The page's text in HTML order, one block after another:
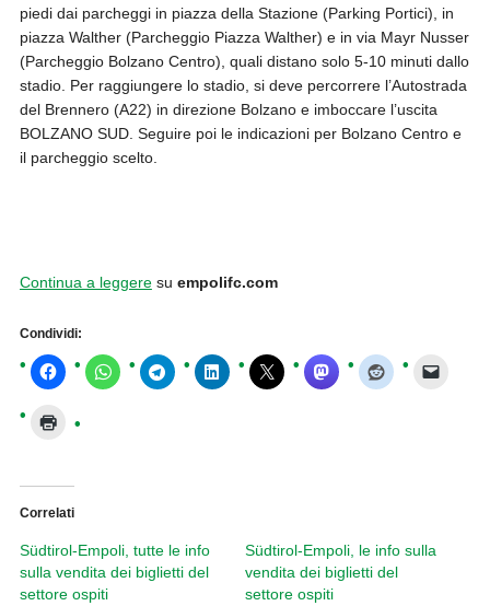
piedi dai parcheggi in piazza della Stazione (Parking Portici), in
piazza Walther (Parcheggio Piazza Walther) e in via Mayr Nusser
(Parcheggio Bolzano Centro), quali distano solo 5-10 minuti dallo
stadio. Per raggiungere lo stadio, si deve percorrere l’Autostrada
del Brennero (A22) in direzione Bolzano e imboccare l’uscita
BOLZANO SUD. Seguire poi le indicazioni per Bolzano Centro e
il parcheggio scelto.
Continua a leggeresu empolifc.com
Condividi:
Correlati
Südtirol-Empoli, tutte le info
sulla vendita dei biglietti del
settore ospiti
Südtirol-Empoli, le info sulla
vendita dei biglietti del
settore ospiti